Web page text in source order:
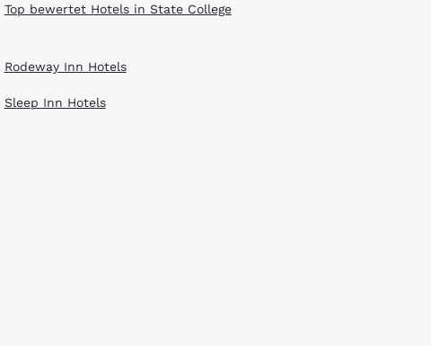
Top bewertet Hotels in State College
Rodeway Inn Hotels
Sleep Inn Hotels